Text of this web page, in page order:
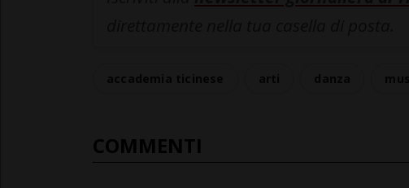
COMMENTI